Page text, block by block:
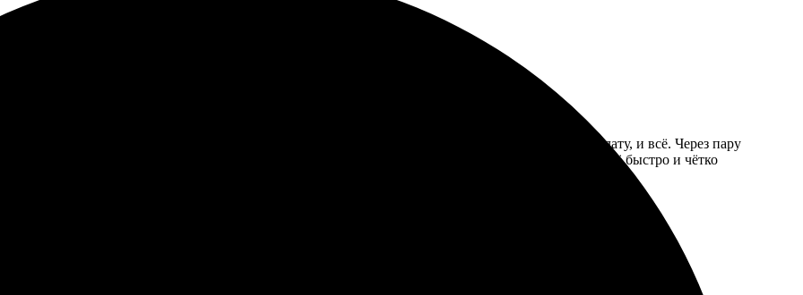
Удобный сайт и простая инструкция. Выбрала картинки и их расположение. Приложила оплату, и всё. Через пару
отличные. Упаковка тоже порадовала — ничего не повредилось. Довольно неожиданно, как всё быстро и чётко